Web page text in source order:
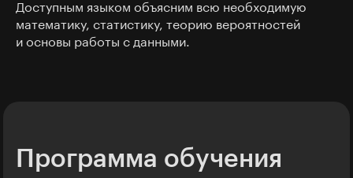
Доступным языком объясним всю необходимую
математику, статистику, теорию вероятностей
и основы работы с данными.
Программа обучения